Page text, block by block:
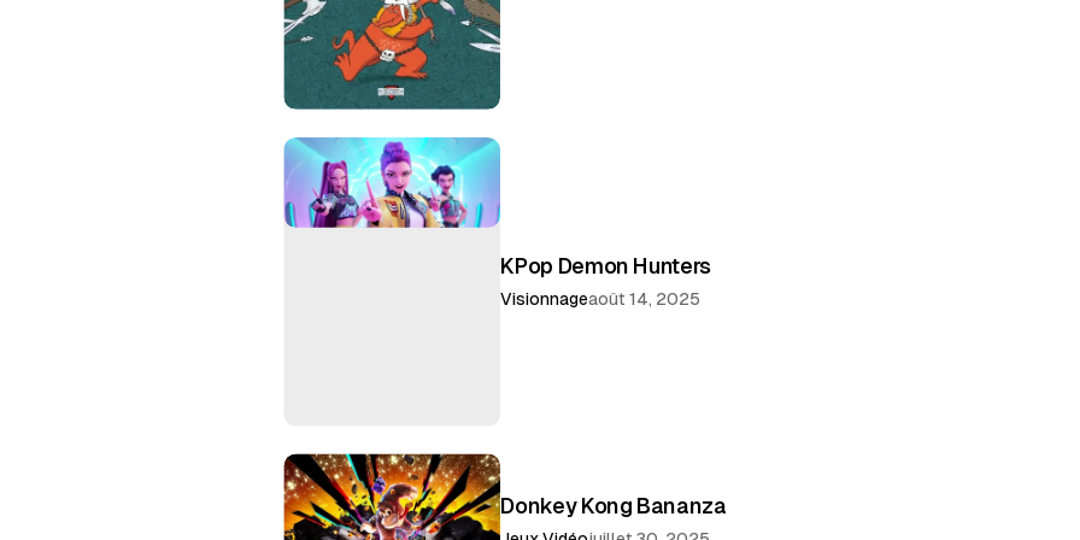
KPop Demon Hunters
Visionnageaoût 14, 2025
Donkey Kong Bananza